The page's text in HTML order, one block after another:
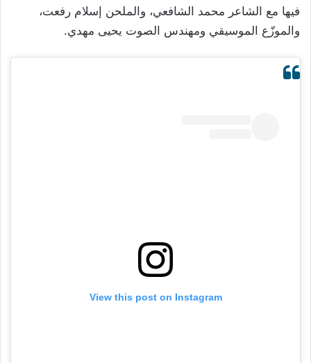
فيها مع الشاعر محمد الشافعي، والملحن إسلام رفعت،
والموزّع الموسيقي ومهندس الصوت يحيى مهدي.
View this post on Instagram